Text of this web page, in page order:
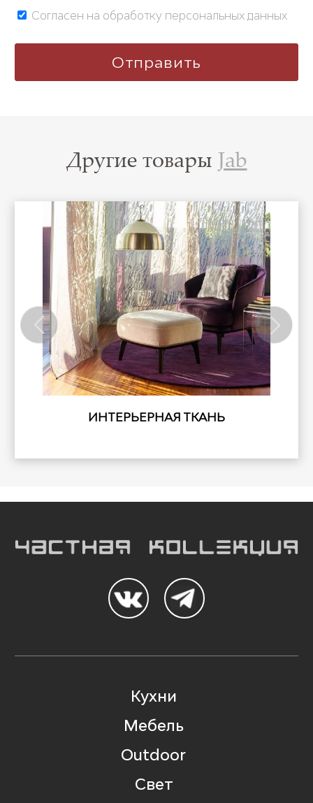
Согласен на обработку персональных данных
Другие товары Jab
ИНТЕРЬЕРНАЯ ТКАНЬ
Кухни
Мебель
Outdoor
Свет